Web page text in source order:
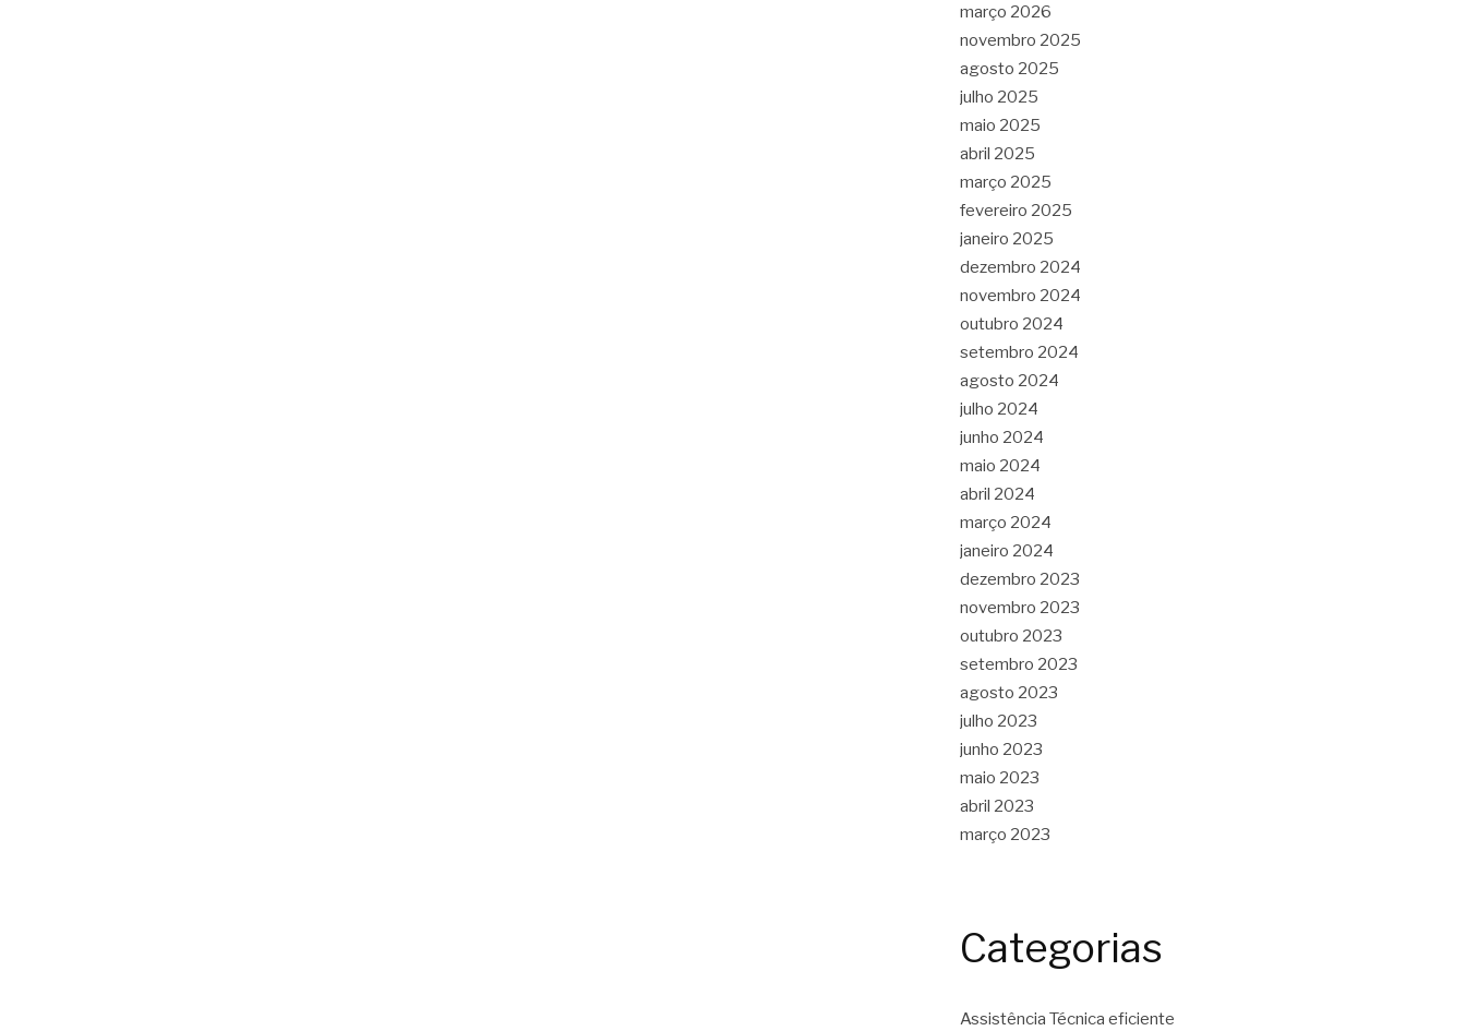
março 2026
novembro 2025
agosto 2025
julho 2025
maio 2025
abril 2025
março 2025
fevereiro 2025
janeiro 2025
dezembro 2024
novembro 2024
outubro 2024
setembro 2024
agosto 2024
julho 2024
junho 2024
maio 2024
abril 2024
março 2024
janeiro 2024
dezembro 2023
novembro 2023
outubro 2023
setembro 2023
agosto 2023
julho 2023
junho 2023
maio 2023
abril 2023
março 2023
Categorias
Assistência Técnica eficiente